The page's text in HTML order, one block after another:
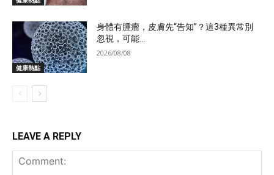
健康熱點
身體有腫瘤，皮膚先“告知”？這3種異常別
忽視，可能...
2026/08/08
LEAVE A REPLY